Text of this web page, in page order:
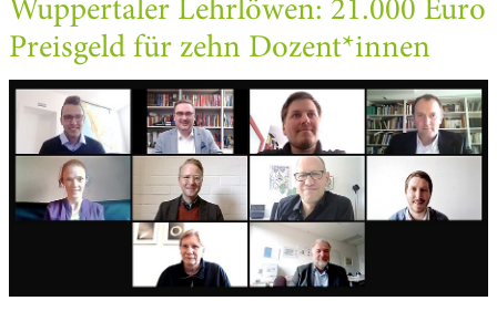
Wuppertaler Lehrlöwen: 21.000 Euro
Preisgeld für zehn Dozent*innen